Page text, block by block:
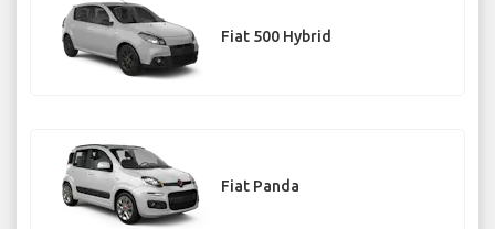
Fiat 500 Hybrid
Fiat Panda